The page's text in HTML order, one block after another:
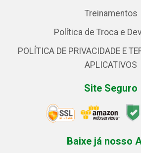
Treinamentos
Política de Troca e
POLÍTICA DE PRIVACIDADE E
APLICATIVOS
Site Seguro
Baixe já nosso